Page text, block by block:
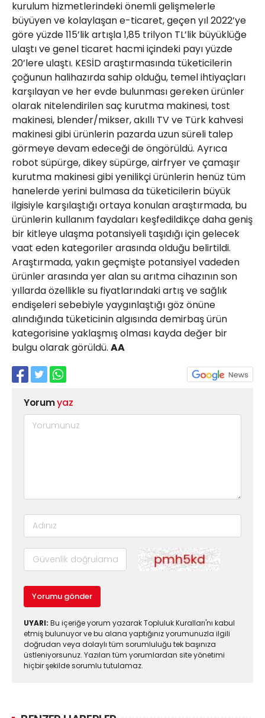
kurulum hizmetlerindeki önemli gelişmelerle
büyüyen ve kolaylaşan e-ticaret, geçen yıl 2022’ye
göre yüzde 115’lik artışla 1,85 trilyon TL’lik büyüklüğe
ulaştı ve genel ticaret hacmi içindeki payı yüzde
20’lere ulaştı. KESİD araştırmasında tüketicilerin
çoğunun halihazırda sahip olduğu, temel ihtiyaçları
karşılayan ve her evde bulunması gereken ürünler
olarak nitelendirilen saç kurutma makinesi, tost
makinesi, blender/mikser, akıllı TV ve Türk kahvesi
makinesi gibi ürünlerin pazarda uzun süreli talep
görmeye devam edeceği de öngörüldü. Ayrıca
robot süpürge, dikey süpürge, airfryer ve çamaşır
kurutma makinesi gibi yenilikçi ürünlerin henüz tüm
hanelerde yerini bulmasa da tüketicilerin büyük
ilgisiyle karşılaştığı ortaya konulan araştırmada, bu
ürünlerin kullanım faydaları keşfedildikçe daha geniş
bir kitleye ulaşma potansiyeli taşıdığı için gelecek
vaat eden kategoriler arasında olduğu belirtildi.
Araştırmada, yakın geçmişte potansiyel vadeden
ürünler arasında yer alan su arıtma cihazının son
yıllarda özellikle su fiyatlarındaki artış ve sağlık
endişeleri sebebiyle yaygınlaştığı göz önüne
alındığında tüketicinin algısında demirbaş ürün
kategorisine yaklaşmış olması kayda değer bir
bulgu olarak görüldü. AA
Yorumyaz
Yorumu gönder
UYARI: Bu içeriğe yorum yazarak Topluluk Kuralları'nı kabul
etmiş bulunuyor ve bu alana yaptığınız yorumunuzla ilgili
doğrudan veya dolaylı tüm sorumluluğu tek başınıza
üstleniyorsunuz. Yazılan tüm yorumlardan site yönetimi
hiçbir şekilde sorumlu tutulamaz.